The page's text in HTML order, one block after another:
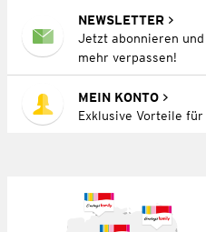
NEWSLETTER
Jetzt abonnieren
mehr verpassen!
MEIN KONTO
Exklusive Vorteile für